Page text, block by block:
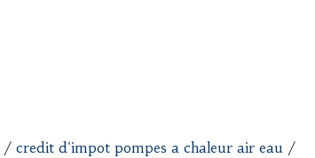
/ credit d'impot pompes a chaleur air eau /